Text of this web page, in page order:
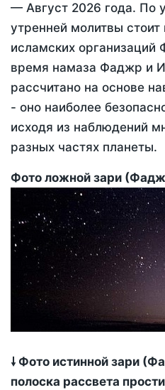
— Август 2026 года. По
утренней молитвы
исламских организаций
время намаза Фаджр и
рассчитано на основе
- оно наиболее
исходя из наблюдений
разных частях планеты.
Фото ложной зари
🠗 Фото истинной зари
полоска рассвета